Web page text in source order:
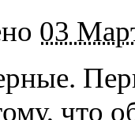
03
что